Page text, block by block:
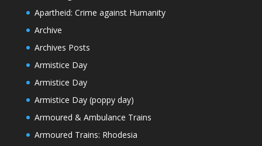
Apartheid: Crime against Humanity
Archive
Archives Posts
Armistice Day
Armistice Day
Armistice Day (poppy day)
Armoured & Ambulance Trains
Armoured Trains: Rhodesia